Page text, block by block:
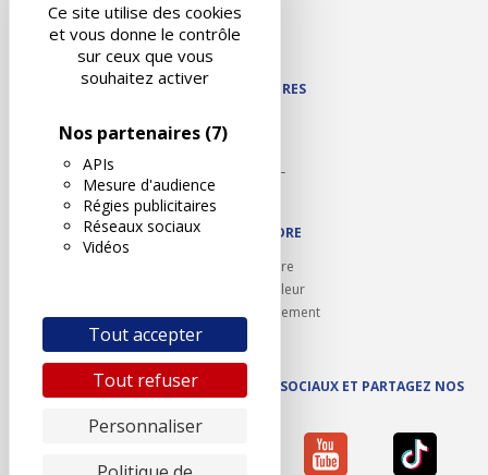
Ce site utilise des cookies
et vous donne le contrôle
sur ceux que vous
souhaitez activer
Nos partenaires (7)
APIs
Mesure d'audience
Régies publicitaires
Réseaux sociaux
Vidéos
Tout accepter
Tout refuser
Personnaliser
Contact
NOS PARTENAIRES
Autodidact
Karoil
Autovision PL
Motovision
NOUS REJOINDRE
Ouvrir un centre
Devenez contrôleur
Carrières et recrutement
SUIVEZ AUTOVISION SUR LES RÉSEAUX SOCIAUX ET PARTAGEZ NOS